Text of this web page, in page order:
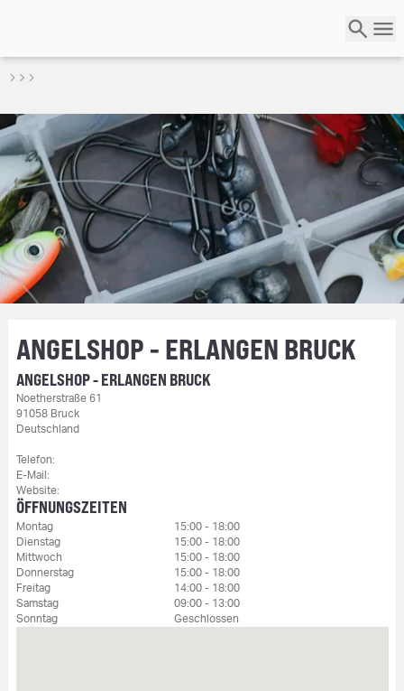
ANGELSHOP - ERLANGEN BRUCK
ANGELSHOP - ERLANGEN BRUCK
Noetherstraße 61
91058 Bruck
Deutschland
Telefon:
E-Mail:
Website:
ÖFFNUNGSZEITEN
Montag
15:00 - 18:00
Dienstag
15:00 - 18:00
Mittwoch
15:00 - 18:00
Donnerstag
15:00 - 18:00
Freitag
14:00 - 18:00
Samstag
09:00 - 13:00
Sonntag
Geschlossen